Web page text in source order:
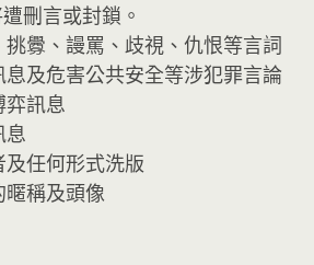
刪言或封鎖。
釁、謾罵、歧視、仇恨等言詞
及危害公共安全等涉犯罪言論
弈訊息
息
任何形式洗版
暱稱及頭像